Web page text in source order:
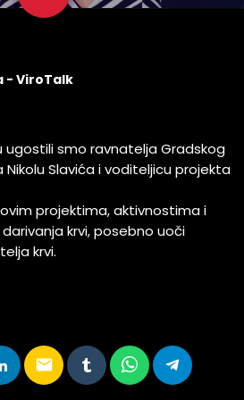
- ViroTalk
ugostili smo ravnatelja Gradskog
Nikolu Slavića i voditeljicu projekta
projektima, aktivnostima i
krvi, posebno uoči
krvi.
email